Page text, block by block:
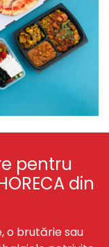
pentru
din
o brutărie sau